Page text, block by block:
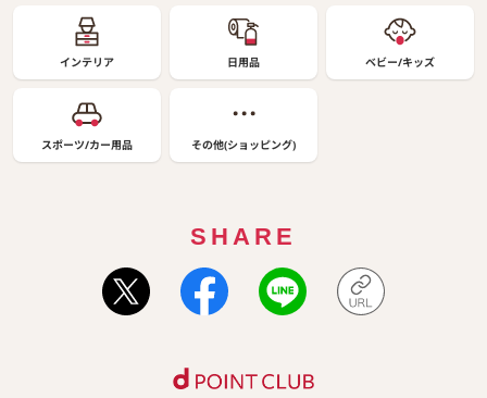
インテリア 日用品 ベビー/キッズ
スポーツ/カー用品 その他(ショッピング)
SHARE